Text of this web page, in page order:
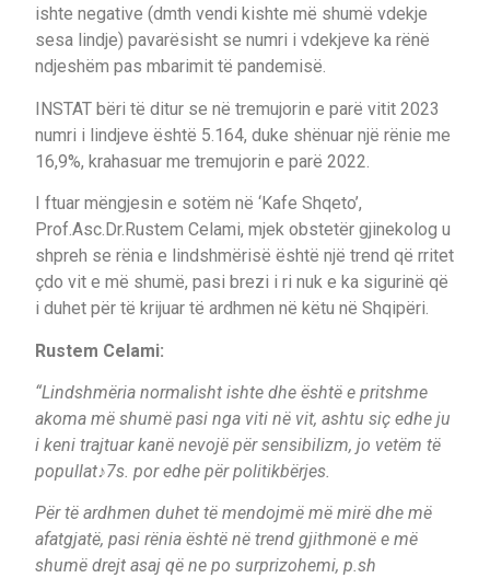
ishte negative (dmth vendi kishte më shumë vdekje
sesa lindje) pavarësisht se numri i vdekjeve ka rënë
ndjeshëm pas mbarimit të pandemisë.
INSTAT bëri të ditur se në tremujorin e parë vitit 2023
numri i lindjeve është 5.164, duke shënuar një rënie me
16,9%, krahasuar me tremujorin e parë 2022.
I ftuar mëngjesin e sotëm në ‘Kafe Shqeto’,
Prof.Asc.Dr.Rustem Celami, mjek obstetër gjinekolog u
shpreh se rënia e lindshmërisë është një trend që rritet
çdo vit e më shumë, pasi brezi i ri nuk e ka sigurinë që
i duhet për të krijuar të ardhmen në këtu në Shqipëri.
Rustem Celami:
“Lindshmëria normalisht ishte dhe është e pritshme
akoma më shumë pasi nga viti në vit, ashtu siç edhe ju
i keni trajtuar kanë nevojë për sensibilizm, jo vetëm të
popullat♪7s. por edhe për politikbërjes.
Për të ardhmen duhet të mendojmë më mirë dhe më
afatgjatë, pasi rënia është në trend gjithmonë e më
shumë drejt asaj që ne po surprizohemi, p.sh